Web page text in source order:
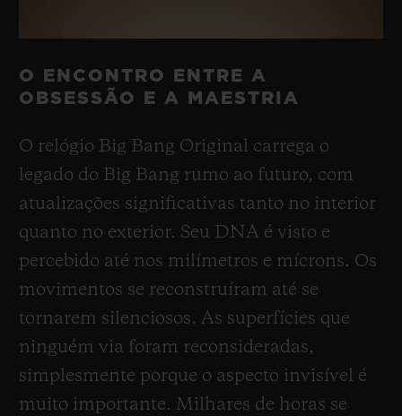
O ENCONTRO ENTRE A
OBSESSÃO E A MAESTRIA
O relógio Big Bang Original carrega o
legado do Big Bang rumo ao futuro, com
atualizações significativas tanto no interior
quanto no exterior. Seu DNA é visto e
percebido até nos milímetros e mícrons. Os
movimentos se reconstruíram até se
tornarem silenciosos. As superfícies que
ninguém via foram reconsideradas,
simplesmente porque o aspecto invisível é
muito importante. Milhares de horas se